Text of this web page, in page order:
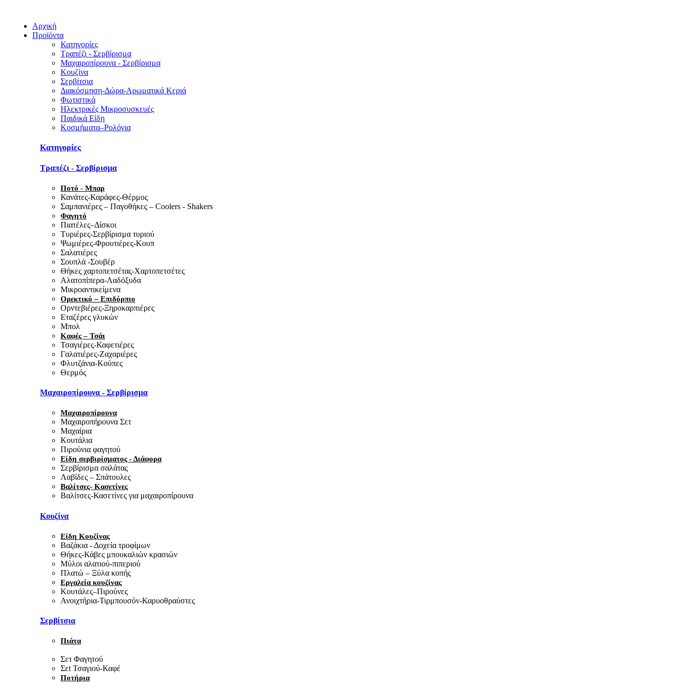
Αρχική
Προϊόντα
Κατηγορίες
Τραπέζι - Σερβίρισμα
Μαχαιροπίρουνα - Σερβίρισμα
Κουζίνα
Σερβίτσια
Διακόσμηση-Δώρα-Αρωματικά Κεριά
Φωτιστικά
Ηλεκτρικές Μικροσυσκευές
Παιδικά Είδη
Κοσμήματα–Ρολόγια
Κατηγορίες
Τραπέζι - Σερβίρισμα
Ποτό - Μπαρ
Κανάτες-Καράφες-Θέρμος
Σαμπανιέρες – Παγοθήκες – Coolers - Shakers
Φαγητό
Πιατέλες–Δίσκοι
Τυριέρες-Σερβίρισμα τυριού
Ψωμιέρες-Φρουτιέρες-Κουπ
Σαλατιέρες
Σουπλά -Σουβέρ
Θήκες χαρτοπετσέτας-Χαρτοπετσέτες
Αλατοπίπερα-Λαδόξυδα
Μικροαντικείμενα
Ορεκτικό – Επιδόρπιο
Ορντεβιέρες-Ξηροκαρπιέρες
Εταζέρες γλυκών
Μπολ
Καφές – Τσάι
Τσαγιέρες-Καφετιέρες
Γαλατιέρες-Ζαχαριέρες
Φλυτζάνια-Κούπες
Θερμός
Μαχαιροπίρουνα - Σερβίρισμα
Μαχαιροπίρουνα
Μαχαιροπήρουνα Σετ
Μαχαίρια
Κουτάλια
Πιρούνια φαγητού
Είδη σερβιρίσματος - Διάφορα
Σερβίρισμα σαλάτας
Λαβίδες – Σπάτουλες
Βαλίτσες- Κασετίνες
Βαλίτσες-Κασετίνες για μαχαιροπίρουνα
Κουζίνα
Είδη Κουζίνας
Βαζάκια - Δοχεία τροφίμων
Θήκες-Κάβες μπουκαλιών κρασιών
Μύλοι αλατιού-πιπεριού
Πλατώ – Ξύλα κοπής
Εργαλεία κουζίνας
Κουτάλες–Πιρούνες
Ανοιχτήρια-Τιρμπουσόν-Καρυοθραύστες
Σερβίτσια
Πιάτα
Σετ Φαγητού
Σεt Τσαγιού-Καφέ
Ποτήρια